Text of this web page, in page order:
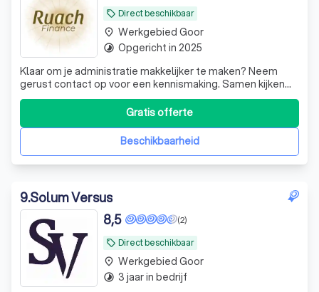
local_offer Direct beschikbaar
Klaar om je administratie makkelijker te maken? Neem
gerust contact op voor een kennismaking. Samen kijken
we wat jij nodig hebt en hoe we je het beste kunnen
ondersteunen zodat jij weer meer tijd hebt voor wat echt
belangrijk is. Bij Ruach Finance staat maatwerk centraal.
We bieden persoonlijke aaBeschikbaarheid
Gratis offerte
place Werkgebied Goor
timelapse Opgericht in 2025
9.Solum Versus
local_offer Direct beschikbaar
(2)
8,5
place Werkgebied Goor
timelapse 3 jaar in bedrijf